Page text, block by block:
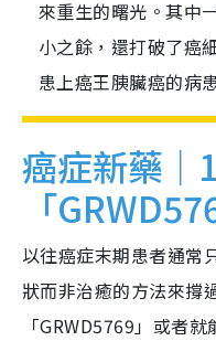
來重生的曙光。其中
小之餘，還打破了癌
患上癌王胰臟癌的病
癌症新藥｜
「
以往癌症末期患者通常
狀而非治癒的方法來撐
「GRWD5769」或者